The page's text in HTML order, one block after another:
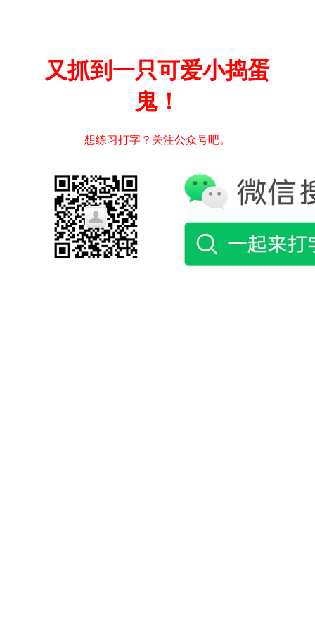
又抓到一只可爱小捣蛋
鬼！
想练习打字？关注公众号吧。